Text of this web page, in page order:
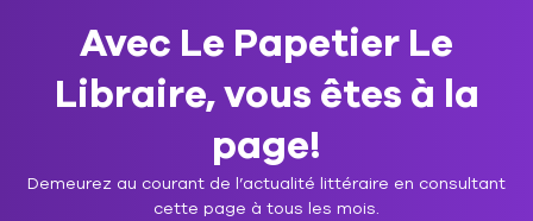
Avec Le Papetier Le
Libraire, vous êtes à la
page!
Demeurez au courant de l’actualité littéraire en consultant
cette page à tous les mois.